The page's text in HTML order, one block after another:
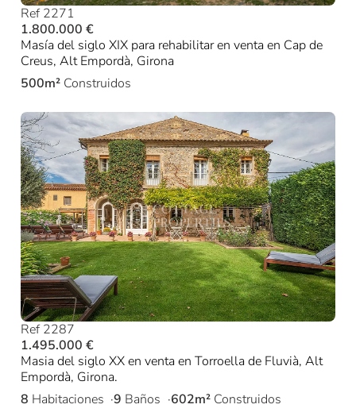
Ref 2271
1.800.000 €
Masía del siglo XIX para rehabilitar en venta en Cap de
Creus, Alt Empordà, Girona
500m² Construidos
Ref 2287
1.495.000 €
Masia del siglo XX en venta en Torroella de Fluvià, Alt
Empordà, Girona.
8 Habitaciones 9 Baños 602m² Construidos